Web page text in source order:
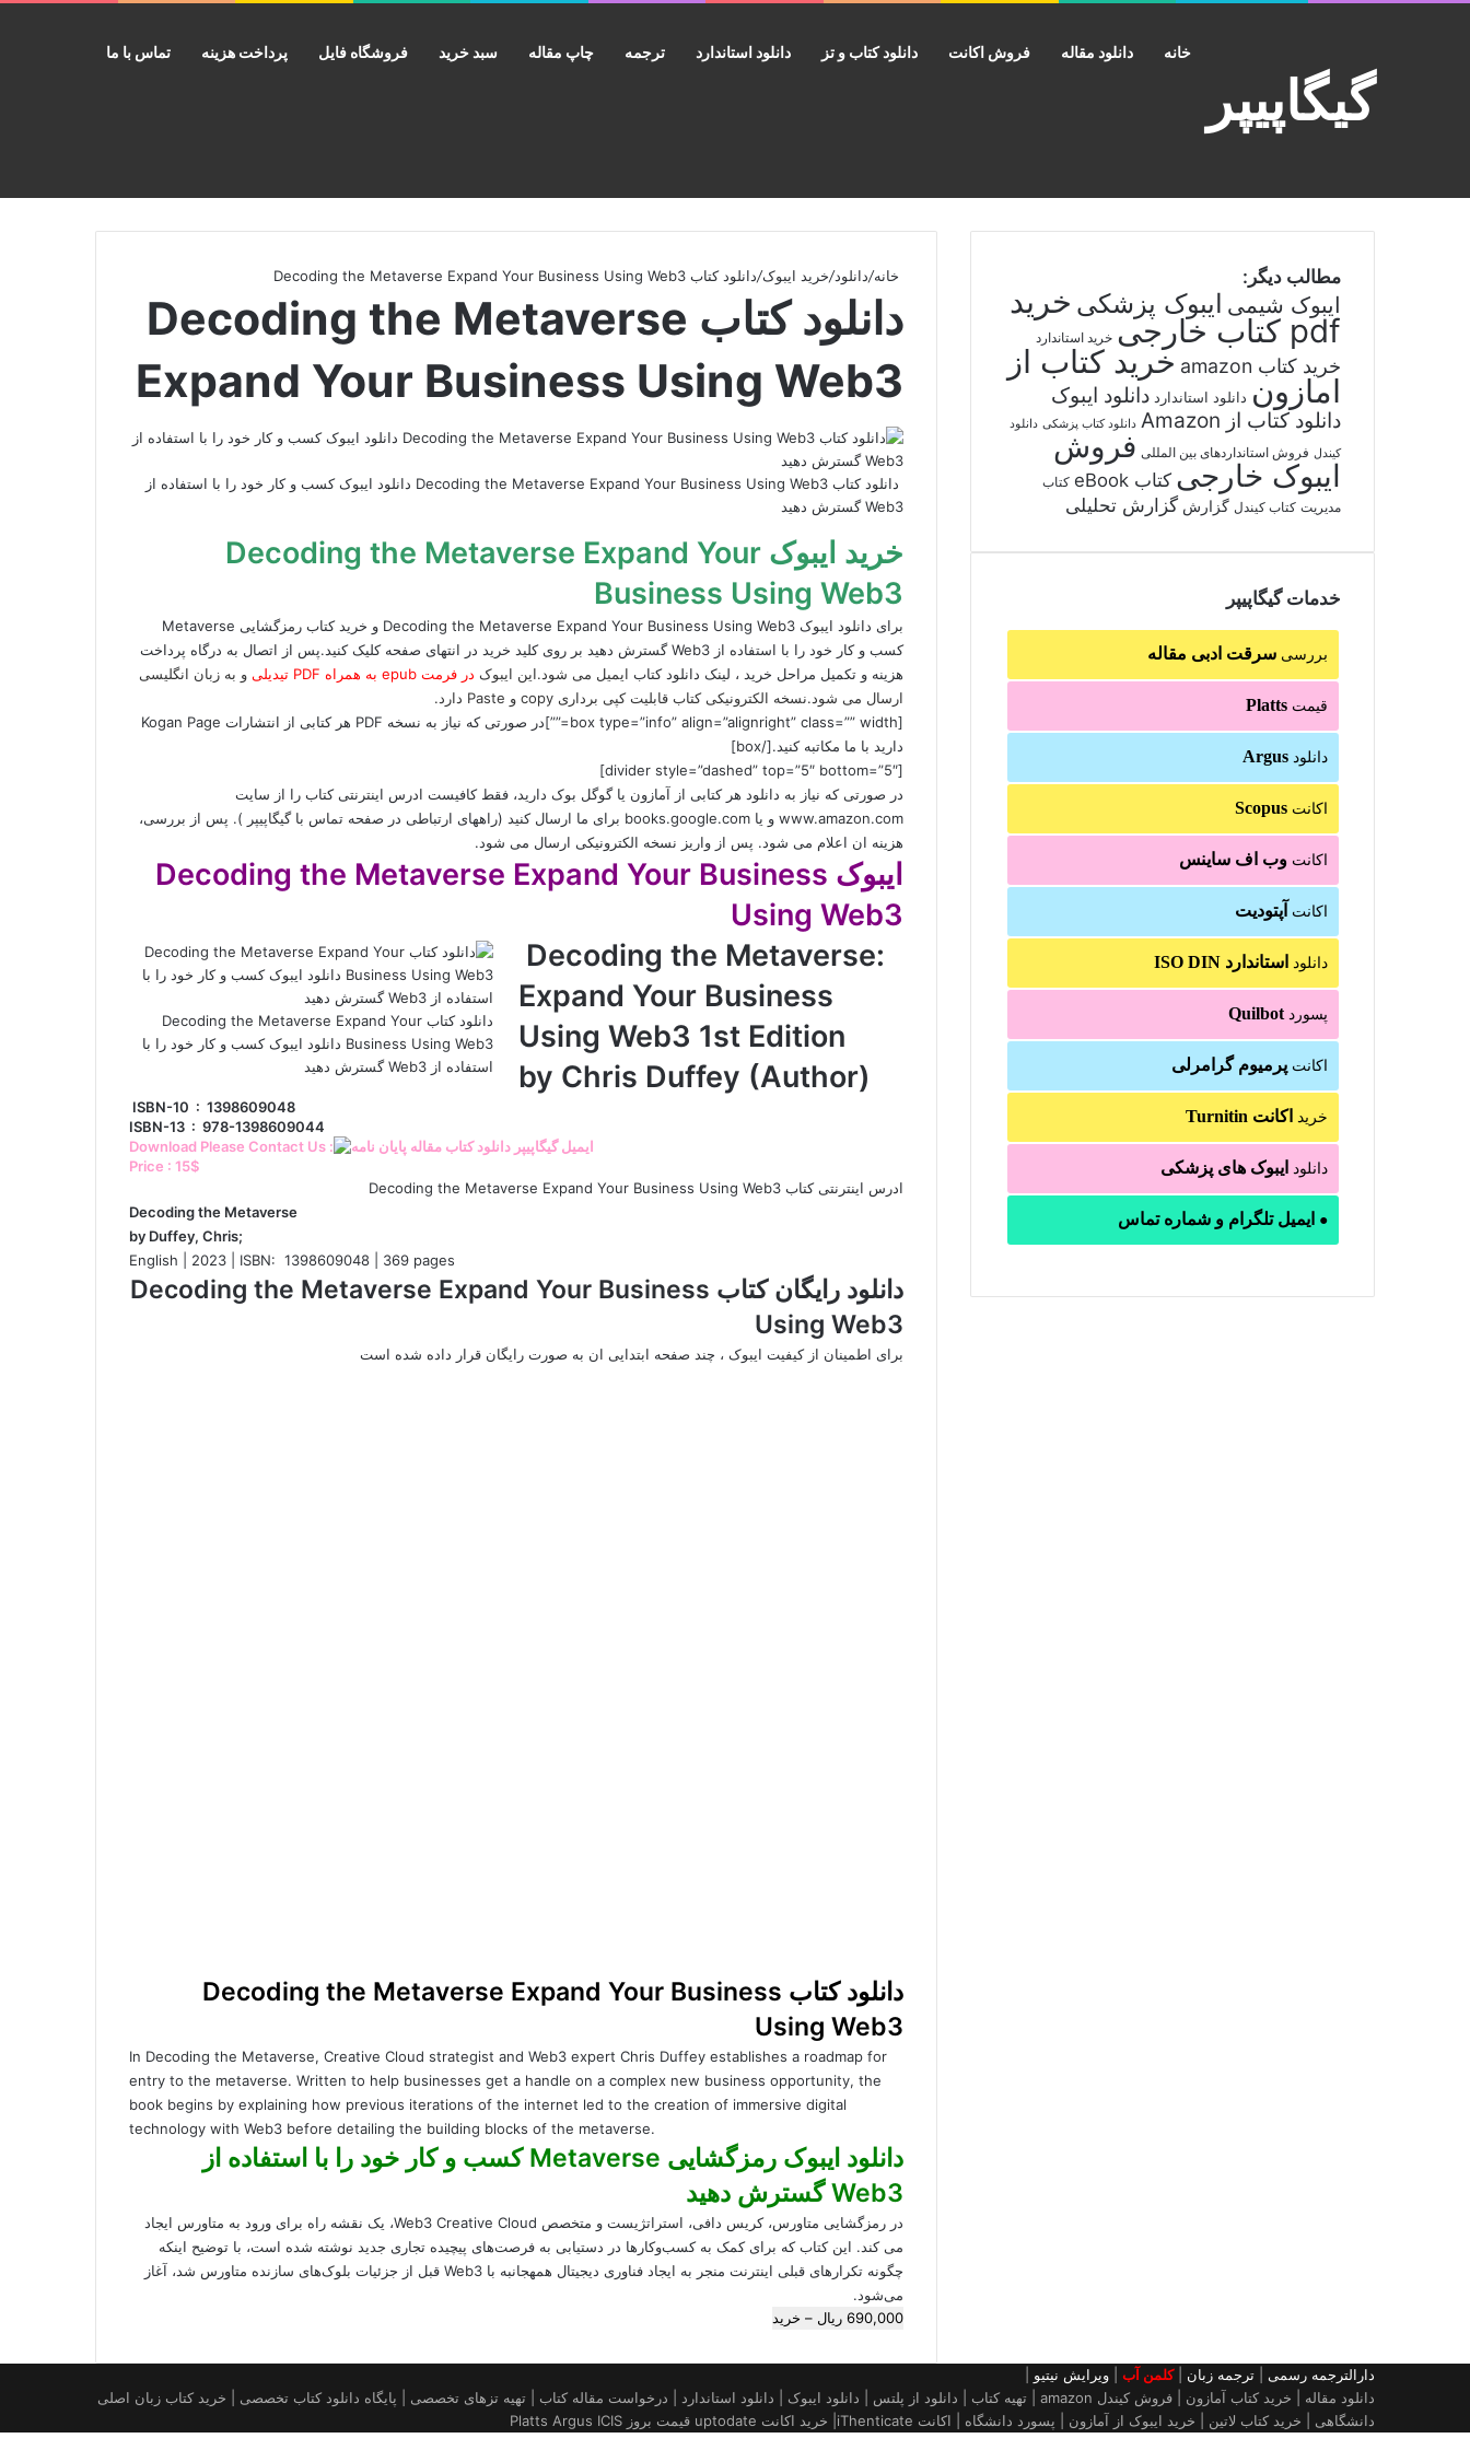
گیگاپیپر
خانه دانلود مقاله فروش اکانت دانلود کتاب و تز دانلود استاندارد ترجمه چاپ مقاله سبد خرید فروشگاه فایل پرداخت هزینه تماس با ما
خانه/دانلود/خرید ایبوک/دانلود کتاب Decoding the Metaverse Expand Your Business Using Web3
دانلود کتاب Decoding the Metaverse
Expand Your Business Using Web3
دانلود کتاب Decoding the Metaverse Expand Your Business Using Web3 دانلود ایبوک کسب و کار خود را با استفاده از
Web3 گسترش دهید
خرید ایبوک Decoding the Metaverse Expand Your
Business Using Web3
برای دانلود ایبوک Decoding the Metaverse Expand Your Business Using Web3 و خرید کتاب رمزگشایی Metaverse
کسب و کار خود را با استفاده از Web3 گسترش دهید بر روی کلید خرید در انتهای صفحه کلیک کنید.پس از اتصال به درگاه پرداخت
هزینه و تکمیل مراحل خرید ، لینک دانلود کتاب ایمیل می شود.این ایبوک در فرمت epub به همراه PDF تیدیلی
و به زبان انگلیسی
ارسال می شود.نسخه الکترونیکی کتاب قابلیت کپی برداری copy و Paste دارد.
[box type=”info” align=”alignright” class=”” width=””]در صورتی که نیاز به نسخه PDF هر کتابی از انتشارات
Kogan Page
دارید با ما مکاتبه کنید.[/box]
[divider style=”dashed” top=”5″ bottom=”5″]
در صورتی که نیاز به دانلود هر کتابی از آمازون یا گوگل بوک دارید، فقط کافیست ادرس اینترنتی کتاب را از سایت
www.amazon.com و یا books.google.com برای ما ارسال کنید (راههای ارتباطی در صفحه
تماس با گیگاپیپر ). پس از بررسی،
هزینه ان اعلام می شود. پس از واریز نسخه الکترونیکی ارسال می شود.
ایبوک Decoding the Metaverse Expand Your Business
Using Web3
دانلود کتاب Decoding the Metaverse Expand Your
Business Using Web3 دانلود ایبوک کسب و کار خود را با
استفاده از Web3 گسترش دهید
Decoding the Metaverse:
Expand Your Business
Using Web3 1st Edition
by Chris Duffey (Author)
ISBN-10 ‏ : ‎ 1398609048
ISBN-13 ‏ : ‎ 978-1398609044
Download Please Contact Us :
Price : 15$
ادرس اینترنتی کتاب Decoding the Metaverse Expand Your Business Using Web3
Decoding the Metaverse
by Duffey, Chris;
English | 2023 | ISBN: ‎ 1398609048 | 369 pages
دانلود رایگان کتاب Decoding the Metaverse Expand Your Business
Using Web3
برای اطمینان از کیفیت ایبوک ، چند صفحه ابتدایی ان به صورت رایگان قرار داده شده است
دانلود کتاب Decoding the Metaverse Expand Your Business
Using Web3
In Decoding the Metaverse, Creative Cloud strategist and Web3 expert Chris Duffey establishes a roadmap for
entry to the metaverse. Written to help businesses get a handle on a complex new business opportunity, the
book begins by explaining how previous iterations of the internet led to the creation of immersive digital
technology with Web3 before detailing the building blocks of the metaverse.
دانلود ایبوک رمزگشایی Metaverse کسب و کار خود را با استفاده از
Web3 گسترش دهید
در رمزگشایی متاورس، کریس دافی، استراتژیست و متخصص Web3 Creative Cloud، یک نقشه راه برای ورود به متاورس ایجاد
می کند. این کتاب که برای کمک به کسب‌وکارها در دستیابی به فرصت‌های پیچیده تجاری جدید نوشته شده است، با توضیح اینکه
چگونه تکرارهای قبلی اینترنت منجر به ایجاد فناوری دیجیتال همهجانبه با Web3 قبل از جزئیات بلوک‌های سازنده متاورس شد، آغاز
می‌شود.
690,000 ریال – خرید
مطالب دیگر:
ایبوک شیمی ایبوک پزشکی خرید
pdf کتاب خارجی خرید استاندارد
خرید کتاب amazon خرید کتاب از
امازون دانلود استاندارد دانلود ایبوک
دانلود کتاب از Amazon
دانلود کتاب پزشکی دانلود
کیندل فروش استانداردهای بین المللی فروش
ایبوک خارجی کتاب eBook
کتاب
مدیریت کتاب کیندل گزارش گزارش تحلیلی
خدمات گیگاپیپر
بررسیسرقت ادبی مقاله
قیمتPlatts
دانلودArgus
اکانتScopus
اکانتوب اف ساینس
اکانت آپتودیت
دانلود استاندارد ISO DIN
پسوردQuilbot
اکانتپرمیوم گرامرلی
خرید اکانت Turnitin
دانلود ایبوک های پزشکی
● ایمیل تلگرام و شماره تماس
دارالترجمه رسمی ترجمه زبان |کلمن آب ویرایش نیتیو
دانلود مقاله | خرید کتاب آمازون | فروش کیندل amazon | تهیه کتاب | دانلود از پلتس | دانلود ایبوک | دانلود استاندارد | درخواست مقاله کتاب | تهیه تزهای تخصصی | پایگاه دانلود کتاب تخصصی | خرید کتاب زبان اصلی
دانشگاهی | خرید کتاب لاتین | خرید ایبوک از آمازون | پسورد دانشگاه | اکانت iThenticate| خريد اكانت uptodate قیمت بروز Platts Argus ICIS